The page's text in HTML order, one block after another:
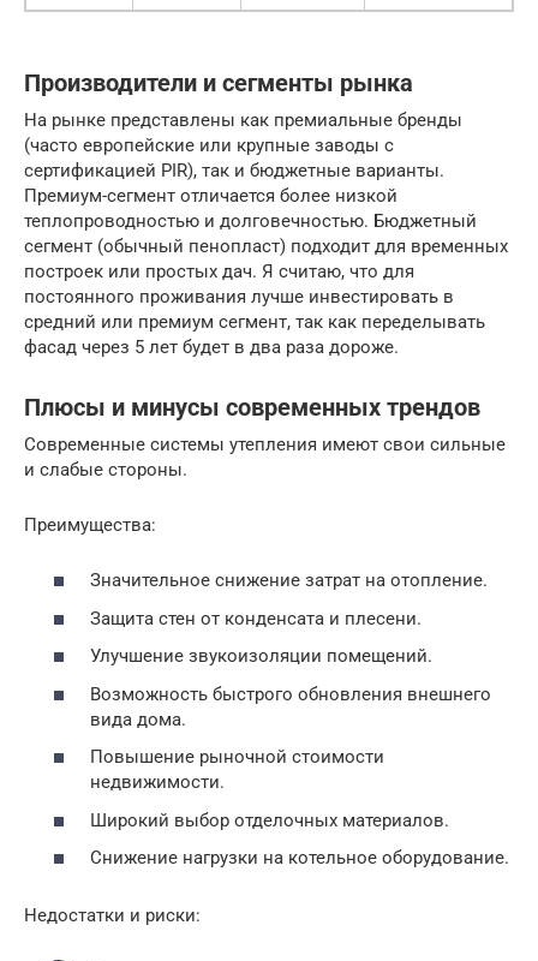
Производители и сегменты рынка
На рынке представлены как премиальные бренды
(часто европейские или крупные заводы с
сертификацией PIR), так и бюджетные варианты.
Премиум-сегмент отличается более низкой
теплопроводностью и долговечностью. Бюджетный
сегмент (обычный пенопласт) подходит для временных
построек или простых дач. Я считаю, что для
постоянного проживания лучше инвестировать в
средний или премиум сегмент, так как переделывать
фасад через 5 лет будет в два раза дороже.
Плюсы и минусы современных трендов
Современные системы утепления имеют свои сильные
и слабые стороны.
Преимущества:
Значительное снижение затрат на отопление.
Защита стен от конденсата и плесени.
Улучшение звукоизоляции помещений.
Возможность быстрого обновления внешнего
вида дома.
Повышение рыночной стоимости
недвижимости.
Широкий выбор отделочных материалов.
Снижение нагрузки на котельное оборудование.
Недостатки и риски: